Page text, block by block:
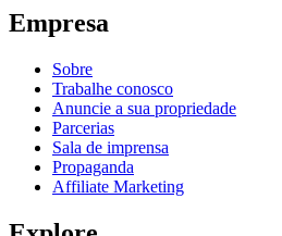
Empresa
Sobre
Trabalhe conosco
Anuncie a sua propriedade
Parcerias
Sala de imprensa
Propaganda
Affiliate Marketing